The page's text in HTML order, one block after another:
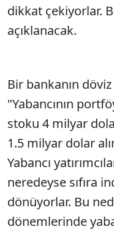
dikkat çekiyorlar.
açıklanacak.
Bir bankanın
"Yabancının
stoku 4 milyar
1.5 milyar dolar
Yabancı
neredeyse sıfıra
dönüyorlar. Bu
dönemlerinde